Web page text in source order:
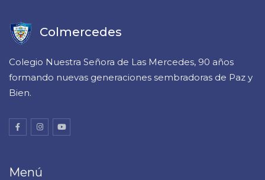
Colmercedes
Colegio Nuestra Señora de Las Mercedes, 90 años
formando nuevas generaciones sembradoras de Paz y
Bien.
Menú